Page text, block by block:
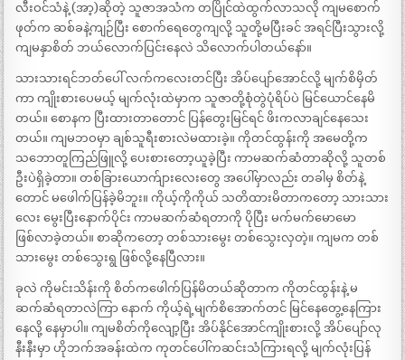
လီးဝင်သံနဲ့ (အာ့)ဆိုတဲ့ သူဇာအသံက တပြိုင်ထဲထွက်လာသလို ကျမစောက်
ဖုတ်က ဆစ်ခနဲ့ကျဉ်ပြီး စောက်ရေတွေကျလို့ သူတို့မပြီးခင် အရင်ပြီးသွားလို့
ကျမနှာစိတ် ဘယ်လောက်ပြင်းနေလဲ သိလောက်ပါတယ်နော်။
သားသားရင်ဘတ်ပေါ် လက်ကလေးတင်ပြီး အိပ်ပျော်အောင်လို့ မျက်စိမှိတ်
ကာ ကျိုးစားပေမယ့် မျက်လုံးထဲမှာက သူဇာတို့စုံတွဲပုံရိပ်ပဲ မြင်ယောင်နေမိ
တယ်။ စောနက ပြီးထားတာတောင် ပြန်တွေးမြင်ရင် ဖိးကလာချင်နေသေး
တယ်။ ကျမဘဝမှာ ချစ်သူရီးစားလဲမထားခဲ့။ ကိုတင်ထွန်းကို အမေတို့က
သဘောတူကြည်ဖြူလို့ ပေးစားတော့ယူခဲ့ပြီး ကာမဆက်ဆံတာဆိုလို့ သူတစ်
ဦးပဲရှိခဲ့တာ။ တစ်ခြားယောက်ျားလေးတွေ အပေါ်မှာလည်း တခါမှ စိတ်နဲ့
တောင် မဖေါက်ပြန်ခဲ့မိဘူး။ ကိုယ့်ကိုကိုယ် သတိထားမိတာကတော့ သားသား
လေး မွေးပြီးနောက်ပိုင်း ကာမဆက်ဆံရတာကို ပိုပြီး မက်မက်မောမော
ဖြစ်လာခဲ့တယ်။ စာဆိုကတော့ တစ်သားမွေး တစ်သွေးလှတဲ့။ ကျမက တစ်
သားမွေး တစ်သွေးရွ ဖြစ်လို့နေပြီလား။
ခုလဲ ကိုမင်းသိန်းကို စိတ်ကဖေါက်ပြန်မိတယ်ဆိုတာက ကိုတင်ထွန်းနဲ့ မ
ဆက်ဆံရတာလဲကြာ နောက် ကိုယ့်ရဲ့မျက်စိအောက်တင် မြင်နေတွေ့နေကြား
နေလို့ နေမှာပါ။ ကျမစိတ်ကိုလျော့ပြီး အိပ်နိုင်အောင်ကျိုးစားလို့ အိပ်ပျော်လု
နီးနီးမှာ ဟိုဘက်အခန်းထဲက ကုတင်ပေါ်ကဆင်းသံကြားရလို့ မျက်လုံးပြန်